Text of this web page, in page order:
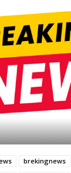
brekingnews